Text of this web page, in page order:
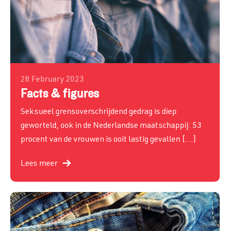
28 February 2023
Facts & figures
Seksueel grensoverschrijdend gedrag is diep
geworteld, ook in de Nederlandse maatschappij: 53
procent van de vrouwen is ooit lastig gevallen […]
Lees meer